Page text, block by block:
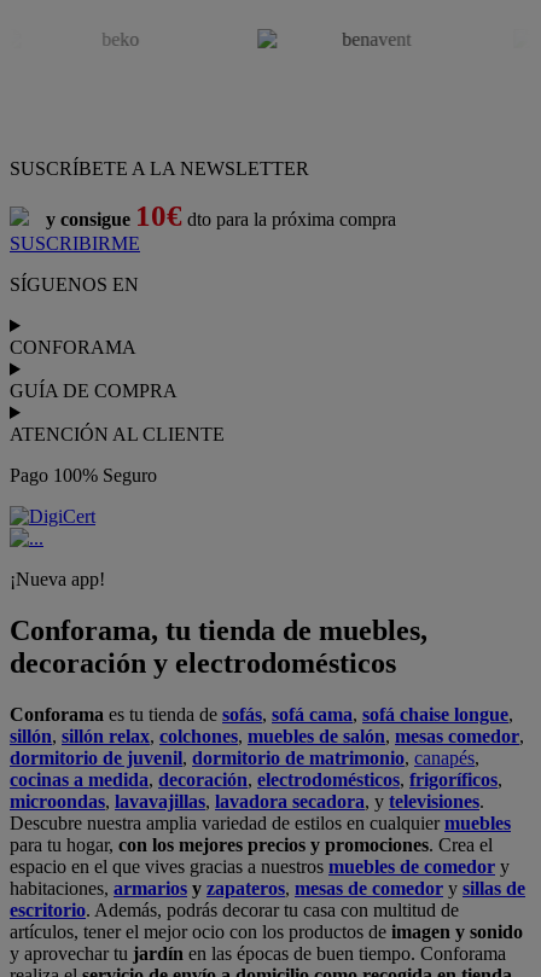
SUSCRÍBETE A LA NEWSLETTER
y consigue 10€ dto para la próxima compra
SUSCRIBIRME
SÍGUENOS EN
CONFORAMA
GUÍA DE COMPRA
ATENCIÓN AL CLIENTE
Pago 100% Seguro
¡Nueva app!
Conforama, tu tienda de muebles,
decoración y electrodomésticos
Conforama es tu tienda de sofás, sofá cama, sofá chaise longue,
sillón, sillón relax, colchones, muebles de salón, mesas comedor,
dormitorio de juvenil, dormitorio de matrimonio, canapés,
cocinas a medida, decoración, electrodomésticos, frigoríficos,
microondas, lavavajillas, lavadora secadora, y televisiones.
Descubre nuestra amplia variedad de estilos en cualquiermuebles
para tu hogar, con los mejores precios y promociones. Crea el
espacio en el que vives gracias a nuestros muebles de comedor y
habitaciones, armarios y zapateros, mesas de comedor y sillas de
escritorio. Además, podrás decorar tu casa con multitud de
artículos, tener el mejor ocio con los productos de imagen y sonido
y aprovechar tu jardín en las épocas de buen tiempo. Conforama